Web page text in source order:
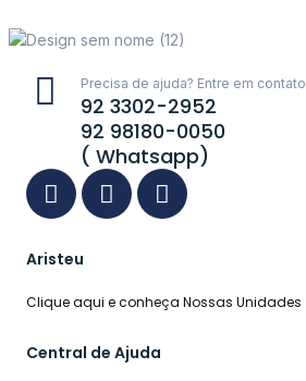
Precisa de ajuda? Entre em contato
92 3302-2952
92 98180-0050
( Whatsapp)
Aristeu
Clique aqui e conheça Nossas Unidades
Central de Ajuda